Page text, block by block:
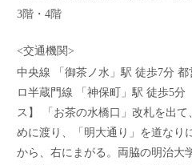
3階・4階
<交通機関>
中央線 「御茶ノ水」駅 徒歩7分
ロ半蔵門線 「神保町」駅 徒歩5分
ス】 「お茶の水橋口」改札を出
めに渡り、「明大通り」を道なり
から、右にまがる。両脇の明治大